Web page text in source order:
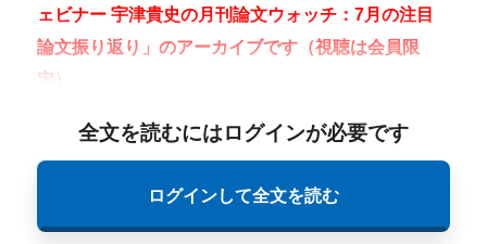
ェビナー 宇津貴史の月刊論文ウォッチ：7月の注目
論文振り返り」のアーカイブです（視聴は会員限
定）。
全文を読むにはログインが必要です
ログインして全文を読む